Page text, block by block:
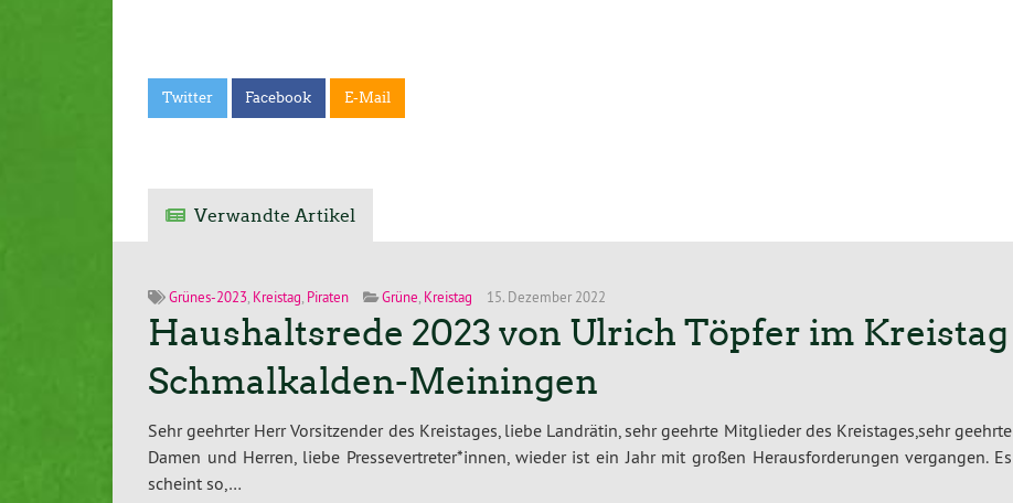
Twitter Facebook E-Mail
Verwandte Artikel
Grünes-2023 Kreistag Piraten Grüne Kreistag 15. Dezember 2022
Haushaltsrede 2023 von Ulrich Töpfer im Kreistag
Schmalkalden-Meiningen
Sehr geehrter Herr Vorsitzender des Kreistages, liebe Landrätin, sehr geehrte Mitglieder des Kreistages,sehr geehrte
Damen und Herren, liebe Pressevertreter*innen, wieder ist ein Jahr mit großen Herausforderungen vergangen. Es
scheint so,…